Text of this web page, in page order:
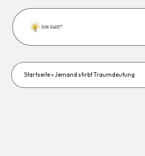
Startseite»Jemand stirbt Traumdeutung